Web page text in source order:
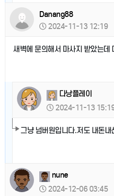
Danang88
2024-11-13 12:19
새벽에 문의해서 마사지 받았는데
다낭플레이
2024-11-13
그냥 넘버원입니다.저도 내돈내
nune
2024-12-06 03:45